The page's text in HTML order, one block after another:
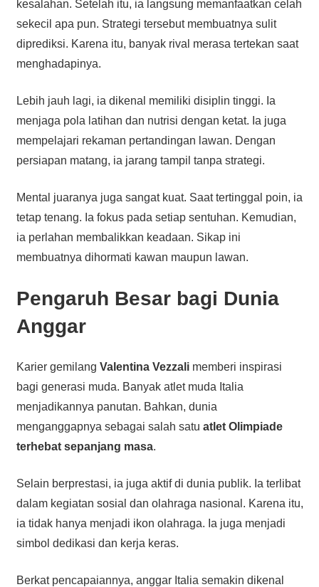
kesalahan. Setelah itu, ia langsung memanfaatkan celah
sekecil apa pun. Strategi tersebut membuatnya sulit
diprediksi. Karena itu, banyak rival merasa tertekan saat
menghadapinya.
Lebih jauh lagi, ia dikenal memiliki disiplin tinggi. Ia
menjaga pola latihan dan nutrisi dengan ketat. Ia juga
mempelajari rekaman pertandingan lawan. Dengan
persiapan matang, ia jarang tampil tanpa strategi.
Mental juaranya juga sangat kuat. Saat tertinggal poin, ia
tetap tenang. Ia fokus pada setiap sentuhan. Kemudian,
ia perlahan membalikkan keadaan. Sikap ini
membuatnya dihormati kawan maupun lawan.
Pengaruh Besar bagi Dunia
Anggar
Karier gemilang Valentina Vezzalimemberi inspirasi
bagi generasi muda. Banyak atlet muda Italia
menjadikannya panutan. Bahkan, dunia
menganggapnya sebagai salah satu atlet Olimpiade
terhebat sepanjang masa.
Selain berprestasi, ia juga aktif di dunia publik. Ia terlibat
dalam kegiatan sosial dan olahraga nasional. Karena itu,
ia tidak hanya menjadi ikon olahraga. Ia juga menjadi
simbol dedikasi dan kerja keras.
Berkat pencapaiannya, anggar Italia semakin dikenal